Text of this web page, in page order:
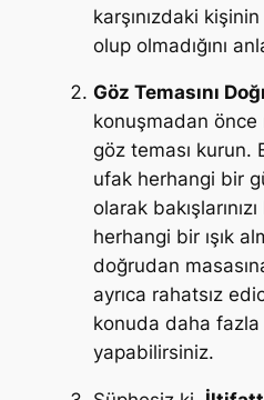
karşınızdaki
olup olmadığını
Göz Temasını
konuşmadan
göz teması kurun.
ufak herhangi bir
olarak
herhangi bir ışık
doğrudan
ayrıca rahatsız
konuda daha fazla
yapabilirsiniz.